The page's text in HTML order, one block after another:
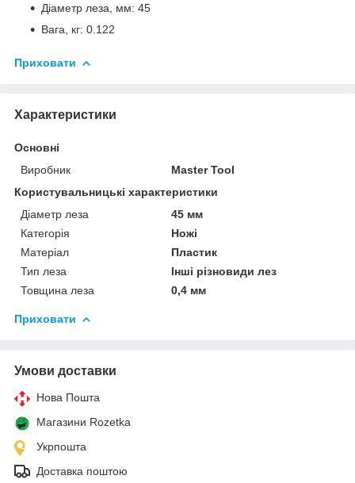
Діаметр леза, мм: 45
Вага, кг: 0.122
Приховати
Характеристики
Основні
Виробник
Master Tool
Користувальницькі характеристики
Діаметр леза
45 мм
Категорія
Ножі
Матеріал
Пластик
Тип леза
Інші різновиди лез
Товщина леза
0,4 мм
Приховати
Умови доставки
Нова Пошта
Магазини Rozetka
Укрпошта
Доставка поштою